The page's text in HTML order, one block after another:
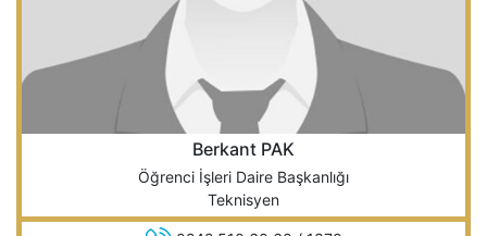
Berkant PAK
Öğrenci İşleri Daire Başkanlığı
Teknisyen